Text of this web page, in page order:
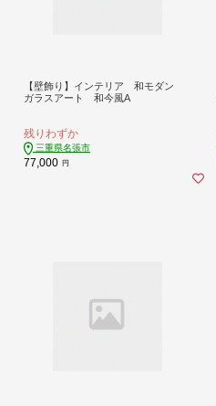
【壁飾り】インテリア 和モダン
ガラスアート 和今風A
残りわずか
三重県名張市
77,000 円